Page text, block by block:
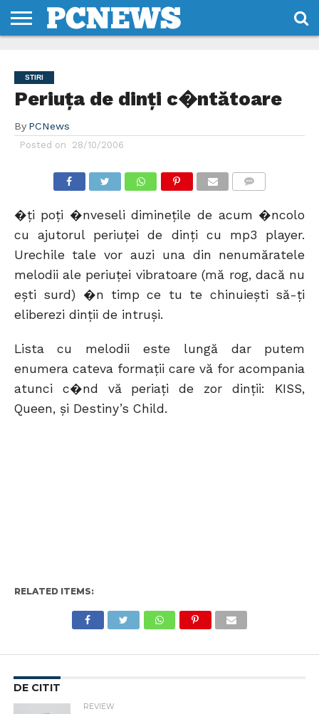
NOI
SI
CONDITII
STIRI
Periuţa de dinţi c�ntătoare
By PCNews
Posted on 28/10/2006
�ţi poţi �nveseli dimineţile de acum �ncolo
cu ajutorul periuţei de dinţi cu mp3 player.
Urechile tale vor auzi una din nenumăratele
melodii ale periuţei vibratoare (mă rog, dacă nu
eşti surd) �n timp ce tu te chinuieşti să-ţi
eliberezi dinţii de intruşi.
Lista cu melodii este lungă dar putem
enumera cateva formaţii care vă for acompania
atunci c�nd vă periaţi de zor dinţii: KISS,
Queen, şi Destiny’s Child.
RELATED ITEMS:
DE CITIT
REVIEW